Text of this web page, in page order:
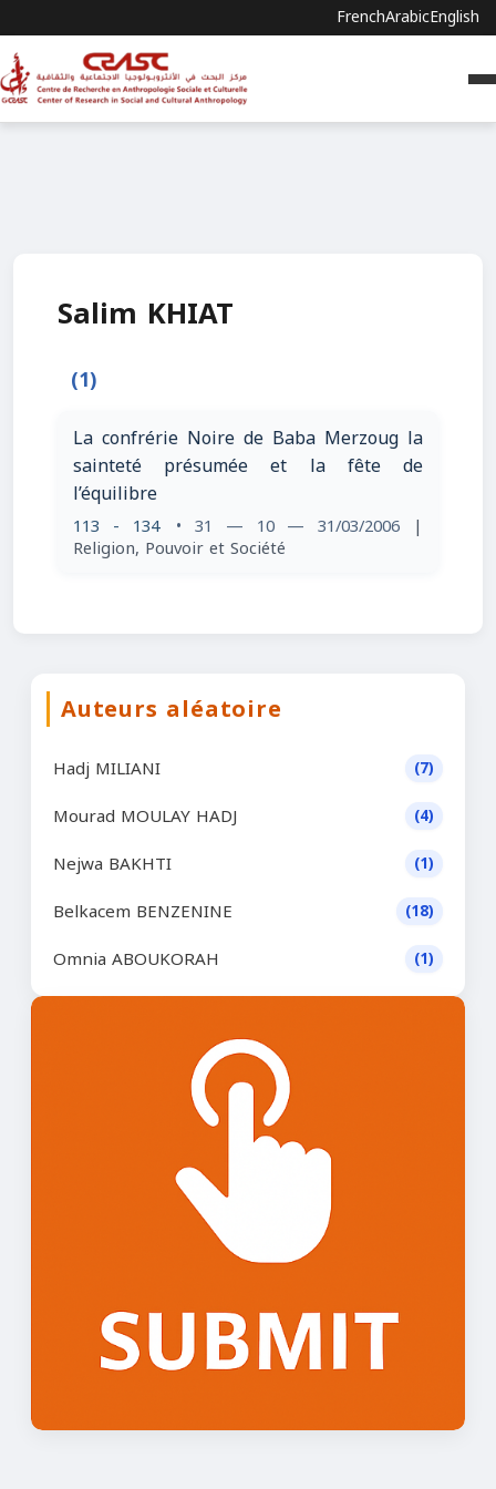
FrenchArabicEnglish
Salim KHIAT
(1)
La confrérie Noire de Baba Merzoug la
sainteté présumée et la fête de
l’équilibre
113 - 134 • 31 — 10 — 31/03/2006 |
Religion, Pouvoir et Société
Auteurs aléatoire
Hadj MILIANI (7)
Mourad MOULAY HADJ (4)
Nejwa BAKHTI (1)
Belkacem BENZENINE (18)
Omnia ABOUKORAH (1)